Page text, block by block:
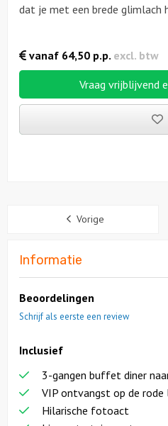
dat je met een brede glimlach
Vraag vrijblijvend
vanaf 64,50 p.p. excl. btw
Vorige
Informatie
Beoordelingen
Schrijf als eerste een review
Inclusief
3-gangen buffet diner
VIP ontvangst op de rode
Hilarische fotoact